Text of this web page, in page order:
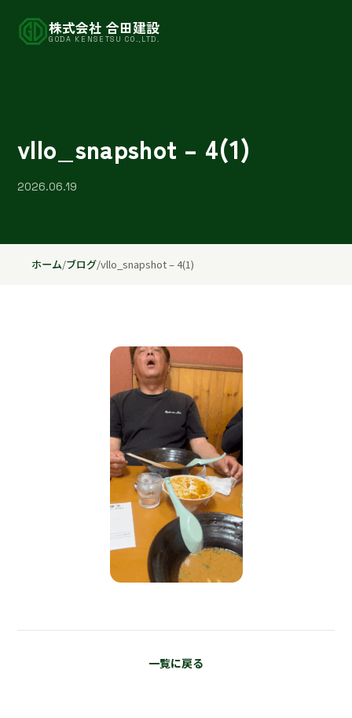
株式会社 合田建設
GODA KENSETSU CO.,LTD.
vllo_snapshot – 4(1)
2026.06.19
ホーム/ブログ/vllo_snapshot – 4(1)
一覧に戻る